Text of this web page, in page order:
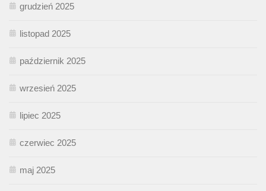
grudzień 2025
listopad 2025
październik 2025
wrzesień 2025
lipiec 2025
czerwiec 2025
maj 2025